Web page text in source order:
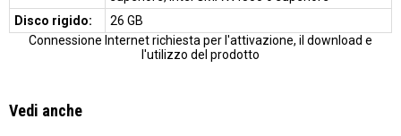
Disco rigido:
26 GB
Connessione Internet richiesta per l'attivazione, il download e
l'utilizzo del prodotto
Vedi anche